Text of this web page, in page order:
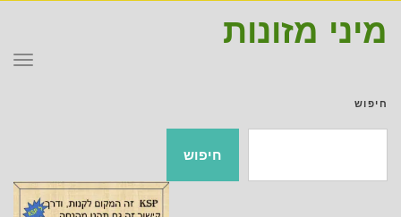
מיני מזונות
חיפוש
חיפוש